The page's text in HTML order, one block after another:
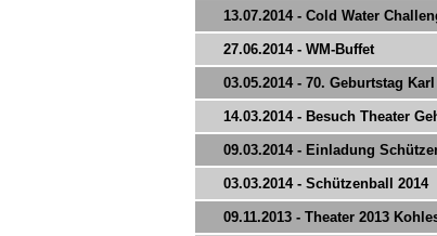
13.07.2014 - Cold Water
27.06.2014 - WM-Buffet
03.05.2014 - 70. Geburtstag
14.03.2014 - Besuch Theater
09.03.2014 - Einladung
03.03.2014 - Schützenball 2014
09.11.2013 - Theater 2013